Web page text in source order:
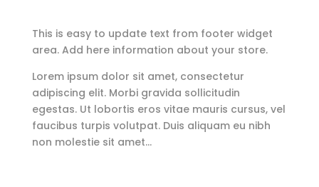
This is easy to update text from footer widget
area. Add here information about your store.
Lorem ipsum dolor sit amet, consectetur
adipiscing elit. Morbi gravida sollicitudin
egestas. Ut lobortis eros vitae mauris cursus, vel
faucibus turpis volutpat. Duis aliquam eu nibh
non molestie sit amet…